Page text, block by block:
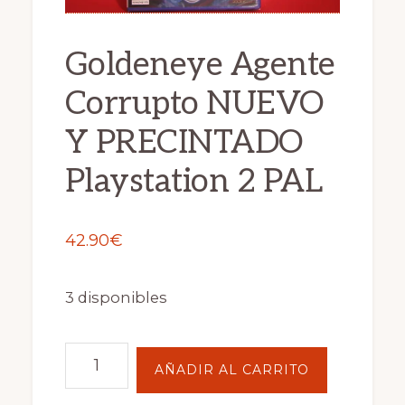
Goldeneye Agente
Corrupto NUEVO
Y PRECINTADO
Playstation 2 PAL
42.90€
3 disponibles
Goldeneye
Agente
AÑADIR AL CARRITO